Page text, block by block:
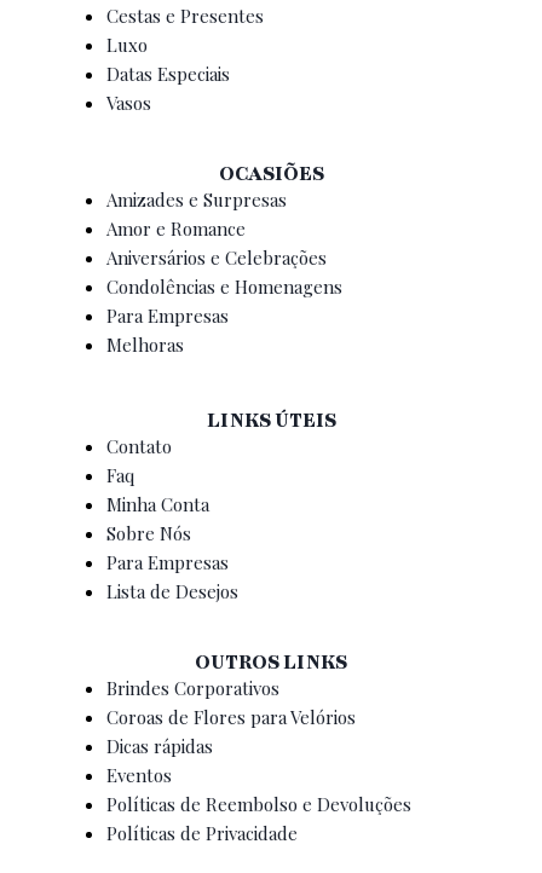
Cestas e Presentes
Luxo
Datas Especiais
Vasos
OCASIÕES
Amizades e Surpresas
Amor e Romance
Aniversários e Celebrações
Condolências e Homenagens
Para Empresas
Melhoras
LINKS ÚTEIS
Contato
Faq
Minha Conta
Sobre Nós
Para Empresas
Lista de Desejos
OUTROS LINKS
Brindes Corporativos
Coroas de Flores para Velórios
Dicas rápidas
Eventos
Políticas de Reembolso e Devoluções
Políticas de Privacidade